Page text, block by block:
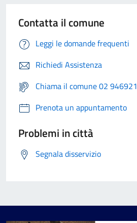
Contatta il comune
Leggi le domande frequenti
Richiedi Assistenza
Chiama il comune 02 946921
Prenota un appuntamento
Problemi in città
Segnala disservizio